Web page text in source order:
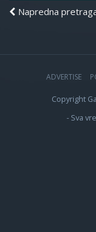
Napredna
ADVERTISE
Copyright
- Sva